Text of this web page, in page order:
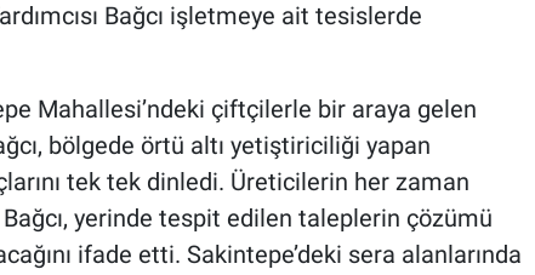
Bağcı işletmeye ait tesislerde
Mahallesi’ndeki çiftçilerle bir araya gelen
bölgede örtü altı yetiştiriciliği yapan
tek tek dinledi. Üreticilerin her zaman
Bağcı, yerinde tespit edilen taleplerin çözümü
ifade etti. Sakintepe’deki sera alanlarında